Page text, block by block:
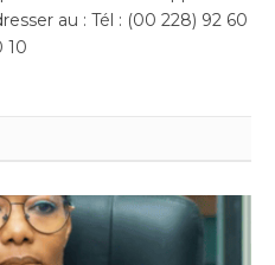
au : Tél : (00 228) 92 60
10